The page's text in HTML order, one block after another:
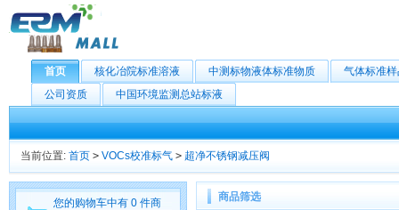
首页 核化冶院标准溶液 中测标物液体标准物质
气体标准
公司资质
中国环境监测总站标液
当前位置: 首页 > VOCs校准标气 > 超净不锈钢减压阀
您的购物车中有 0 件商
商品筛选